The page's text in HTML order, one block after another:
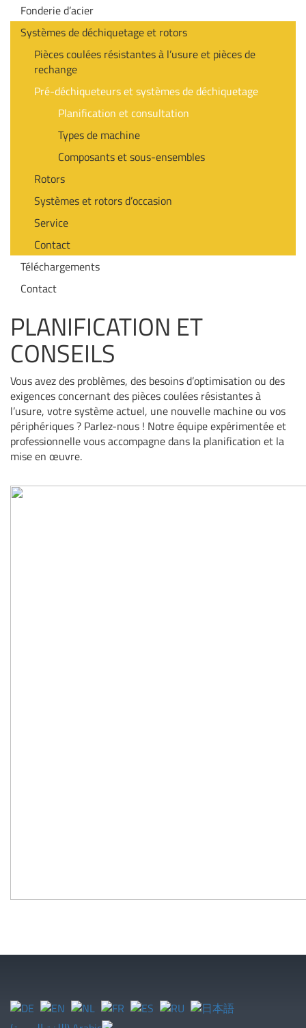
Fonderie d’acier
Systèmes de déchiquetage et rotors
Pièces coulées résistantes à l’usure et pièces de
rechange
Pré-déchiqueteurs et systèmes de déchiquetage
Planification et consultation
Types de machine
Composants et sous-ensembles
Rotors
Systèmes et rotors d’occasion
Service
Contact
Téléchargements
Contact
PLANIFICATION ET
CONSEILS
Vous avez des problèmes, des besoins d’optimisation ou des
exigences concernant des pièces coulées résistantes à
l’usure, votre système actuel, une nouvelle machine ou vos
périphériques ? Parlez-nous ! Notre équipe expérimentée et
professionnelle vous accompagne dans la planification et la
mise en œuvre.